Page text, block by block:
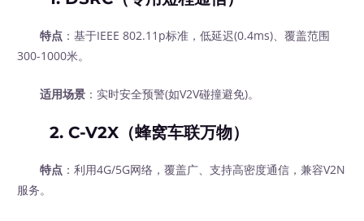
特点 ：基于IEEE 802.11p标准，低延迟(0.4ms)、覆盖范围
300-1000米。
适用场景 ：实时安全预警(如V2V碰撞避免)。
2.C-V2X（蜂窝车联万物）
特点 ：利用4G/5G网络，覆盖广、支持高密度通信，兼容V2N
服务。